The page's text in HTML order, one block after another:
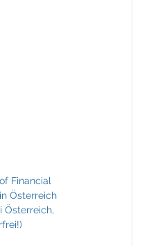
Financial
Österreich
Österreich,